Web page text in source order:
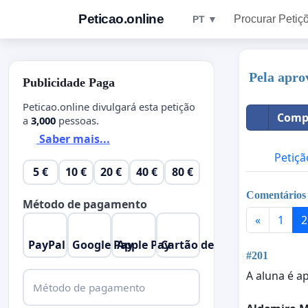
Peticao.online PT ▼ Procurar
Pela
Comentários
« 1 2
#201
A aluna é
Publicidade Paga
Peticao.online divulgará esta petição
a 3,000 pessoas.
Saber mais...
5 € 10 € 20 € 40 € 80 €
Método de pagamento
PayPal Google PayApple PayCartão de Crédito
Método de pagamento